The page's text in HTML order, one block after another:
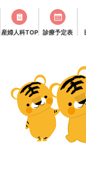
産婦人科TOP 診療予定表